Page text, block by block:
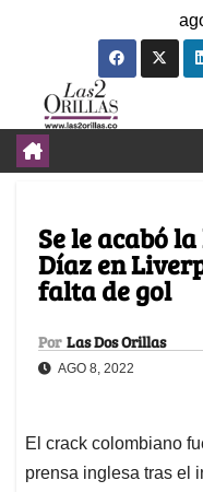
Se le acabó
Díaz en
falta de gol
Por Las Dos Orillas
AGO 8, 2022
El crack colombiano
prensa inglesa tras el